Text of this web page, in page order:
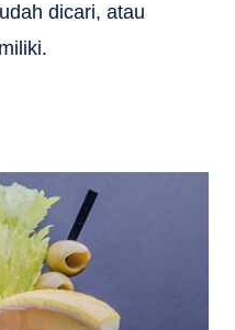
dicari, atau